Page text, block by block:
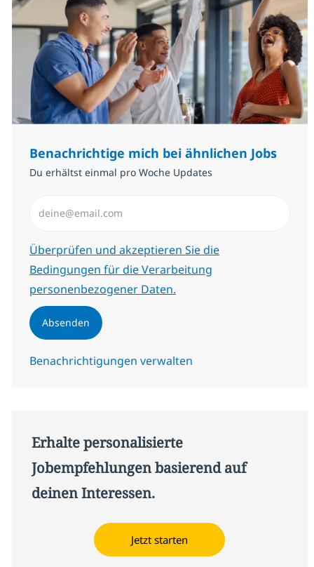
Benachrichtige mich bei ähnlichen Jobs
Du erhältst einmal pro Woche Updates
Erforderlich
Überprüfen und akzeptieren Sie die
Bedingungen für die Verarbeitung
personenbezogener Daten.
Absenden
Benachrichtigungen verwalten
Erhalte personalisierte
Jobempfehlungen basierend auf
deinen Interessen.
Jetzt starten